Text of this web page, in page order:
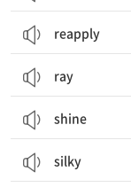
reapply
ray
shine
silky